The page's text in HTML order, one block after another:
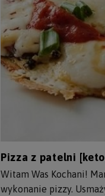
Pizza z patelni
Witam Was Kochani!
wykonanie pizzy.